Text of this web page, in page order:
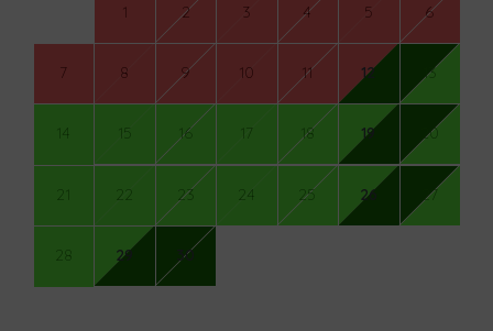
1 2 3 4 5 6
7 8 9 10 11 12 13
14 15 16 17 18 19 20
21 22 23 24 25 26 27
28 29 30